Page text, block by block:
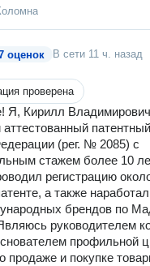
оценок В сети 11 ч. назад
проверена
Я, Кирилл
(рег. № 2085) с
стажем более 10
регистрацию
а также
брендов по
руководителем
профильной
продаже и покупке